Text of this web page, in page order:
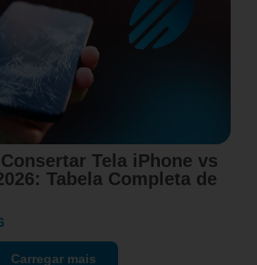
Tela iPhone vs
Tabela Completa de
Carregar mais